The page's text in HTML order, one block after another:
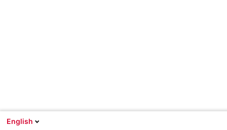
English